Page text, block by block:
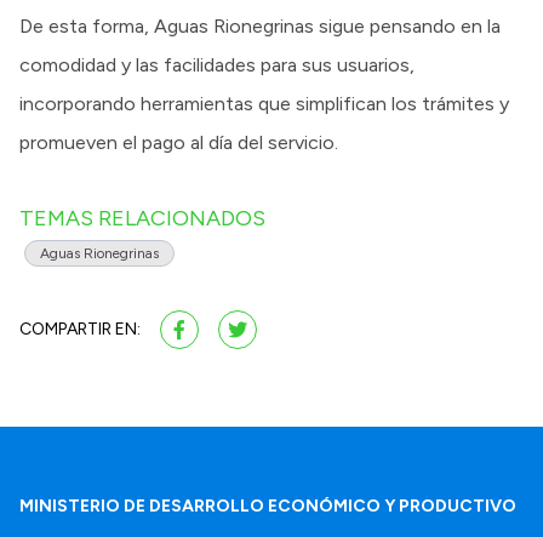
De esta forma, Aguas Rionegrinas sigue pensando en la
comodidad y las facilidades para sus usuarios,
incorporando herramientas que simplifican los trámites y
promueven el pago al día del servicio.
TEMAS RELACIONADOS
Aguas Rionegrinas
COMPARTIR EN:
MINISTERIO DE DESARROLLO ECONÓMICO Y PRODUCTIVO